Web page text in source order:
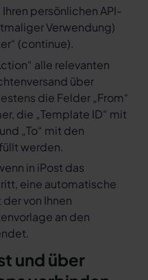
persönlichen API-
Verwendung)
(continue).
alle relevanten
über
die Felder „From“
die „Template ID“ mit
„To“ mit den
werden.
in iPost das
eine automatische
von Ihnen
an den
und über